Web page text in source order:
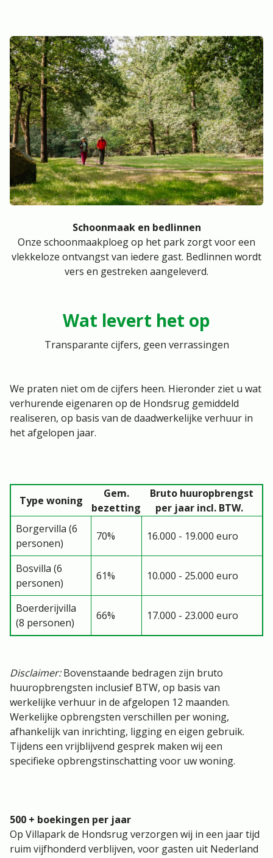
Schoonmaak en bedlinnen
Onze schoonmaakploeg op het park zorgt voor een
vlekkeloze ontvangst van iedere gast. Bedlinnen wordt
vers en gestreken aangeleverd.
Wat levert het op
Transparante cijfers, geen verrassingen
We praten niet om de cijfers heen. Hieronder ziet u wat
verhurende eigenaren op de Hondsrug gemiddeld
realiseren, op basis van de daadwerkelijke verhuur in
het afgelopen jaar.
Type woning
Gem.
bezetting
Bruto huuropbrengst
per jaar incl. BTW.
Borgervilla (6
personen)
70% 16.000 - 19.000 euro
Bosvilla (6
personen)
61% 10.000 - 25.000 euro
Boerderijvilla
(8 personen)
66% 17.000 - 23.000 euro
Disclaimer:Bovenstaande bedragen zijn bruto
huuropbrengsten inclusief BTW, op basis van
werkelijke verhuur in de afgelopen 12 maanden.
Werkelijke opbrengsten verschillen per woning,
afhankelijk van inrichting, ligging en eigen gebruik.
Tijdens een vrijblijvend gesprek maken wij een
specifieke opbrengstinschatting voor uw woning.
500 + boekingen per jaar
Op Villapark de Hondsrug verzorgen wij in een jaar tijd
ruim vijfhonderd verblijven, voor gasten uit Nederland